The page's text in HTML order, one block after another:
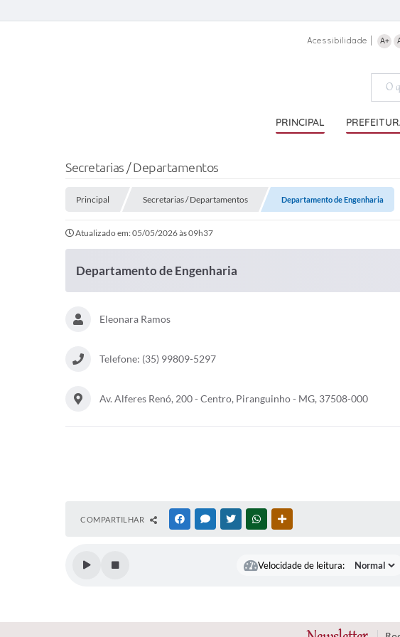
Acessibilidade A+
PRINCIPAL
Secretarias / Departamentos
Principal Secretarias / Departamentos Departamento de Engenharia
Atualizado em: 05/05/2026 às 09h37
Departamento de Engenharia
Eleonara Ramos
Telefone: (35) 99809-5297
Av. Alferes Renó, 200 - Centro, Piranguinho - MG, 37508-000
COMPARTILHAR FACEBOOKMESSENGER
TWITTERWHATSAPP
Velocidade de leitura: